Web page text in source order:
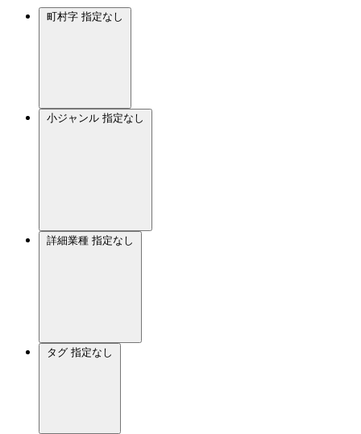
町村字 指定なし
小ジャンル 指定なし
詳細業種 指定なし
タグ 指定なし